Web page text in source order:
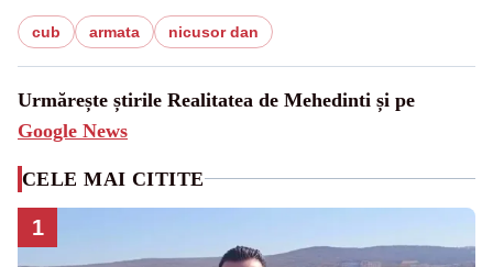
cub armata nicusor dan
Urmărește știrile Realitatea de Mehedinti și pe
Google News
CELE MAI CITITE
1